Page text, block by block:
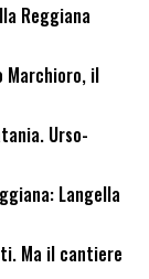
Reggiana
Marchioro, il
Urso-
Langella
Ma il cantiere